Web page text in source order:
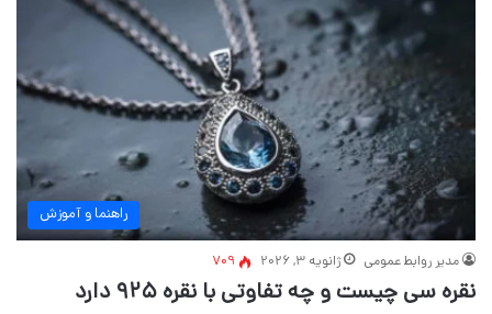
راهنما و آموزش
مدیر روابط عمومی ژانویه 3, 2026 709
نقره سی چیست و چه تفاوتی با نقره ۹۲۵ دارد